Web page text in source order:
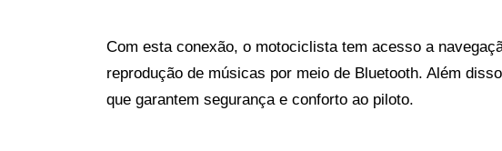
Com esta conexão, o motociclista tem acesso a
reprodução de músicas por meio de Bluetooth. Além
que garantem segurança e conforto ao piloto.